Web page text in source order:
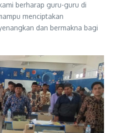
berharap guru-guru di
menciptakan
dan bermakna bagi